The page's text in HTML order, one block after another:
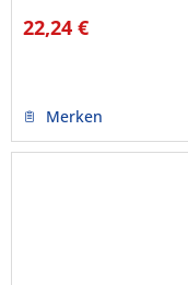
22,24 €
Merken